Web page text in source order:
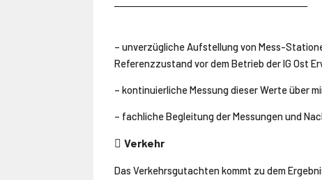
– unverzügliche Aufstellung von Mess-
Referenzzustand vor dem Betrieb der IG Ost
– kontinuierliche Messung dieser Werte über
– fachliche Begleitung der Messungen und
Verkehr
Das Verkehrsgutachten kommt zu dem